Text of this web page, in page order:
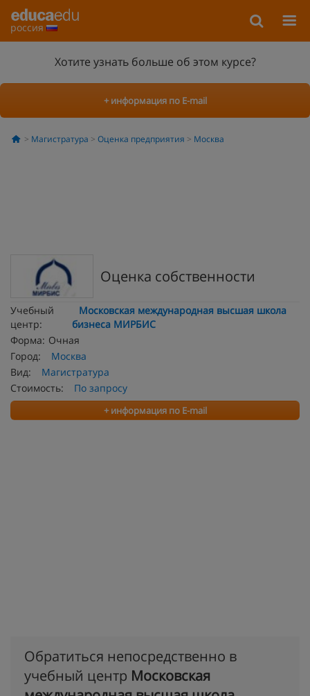
россия
Хотите узнать больше об этом курсе?
+ информация по E-mail
Магистратура Оценка предприятия Москва
Оценка собственности
Учебный
центр:
Московская международная высшая школа
бизнеса МИРБИС
Форма: Очная
Город:
Москва
Вид:
Магистратура
Стоимость:
По запросу
+ информация по E-mail
Обратиться непосредственно в
учебный центр Московская